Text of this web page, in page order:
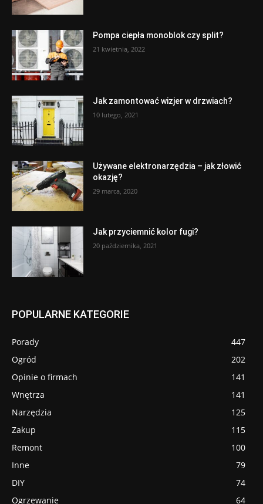
Pompa ciepła monoblok czy split?
21 kwietnia, 2022
Jak zamontować wizjer w drzwiach?
10 lutego, 2021
Używane elektronarzędzia – jak złowić
okazję?
29 marca, 2020
Jak przyciemnić kolor fugi?
20 października, 2021
POPULARNE KATEGORIE
Porady
447
Ogród
202
Opinie o firmach
141
Wnętrza
141
Narzędzia
125
Zakup
115
Remont
100
Inne
79
DIY
74
Ogrzewanie
64